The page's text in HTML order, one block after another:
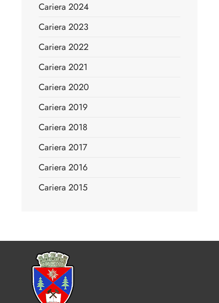
Cariera 2024
Cariera 2023
Cariera 2022
Cariera 2021
Cariera 2020
Cariera 2019
Cariera 2018
Cariera 2017
Cariera 2016
Cariera 2015